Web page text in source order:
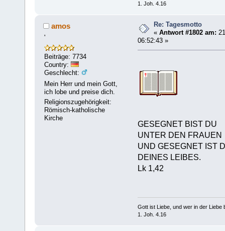
1. Joh. 4.16
amos
'
Beiträge: 7734
Country:
Geschlecht:
Mein Herr und mein Gott,
ich lobe und preise dich.
Religionszugehörigkeit:
Römisch-katholische
Kirche
Re: Tagesmotto
«Antwort #1802 am:
06:52:43 »
GESEGNET BIST DU
UNTER DEN FRAUEN
UND GESEGNET IST
DEINES LEIBES.
Lk 1,42
Gott ist Liebe, und wer in der Liebe
1. Joh. 4.16